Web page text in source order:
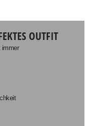
OUTFIT
immer